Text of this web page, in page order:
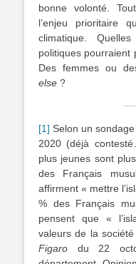
bonne volonté.
l’enjeu prioritaire
climatique.
politiques pourraient
Des femmes ou
else ?
[1] Selon un
2020 (déjà
plus jeunes sont
des Français
affirment « mettre
% des Français
pensent que «
valeurs de la
Figaro du 22